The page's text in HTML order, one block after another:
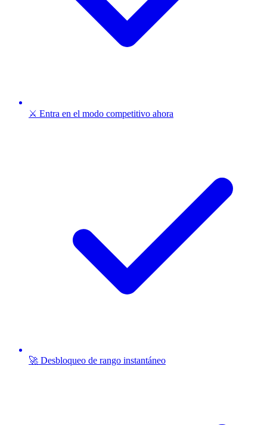
⚔️ Entra en el modo competitivo ahora
🚀 Desbloqueo de rango instantáneo